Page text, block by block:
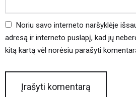
Noriu savo interneto naršyklėje
adresą ir interneto puslapį, kad jų
kitą kartą vėl norėsiu parašyti